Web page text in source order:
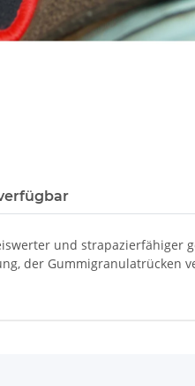
und
der Gummigranulatrücken